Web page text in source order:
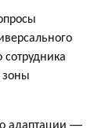
адаптации —